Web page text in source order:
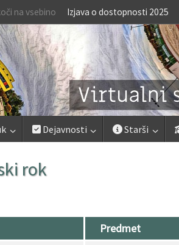
na vsebino Izjava o dostopnosti 2025
Dejavnosti Starši
rok
Predmet